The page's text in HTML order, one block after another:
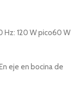
120 W pico60 W
eje en bocina de